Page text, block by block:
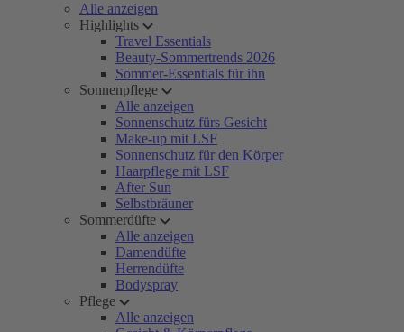
Alle anzeigen
Highlights
Travel Essentials
Beauty-Sommertrends 2026
Sommer-Essentials für ihn
Sonnenpflege
Alle anzeigen
Sonnenschutz fürs Gesicht
Make-up mit LSF
Sonnenschutz für den Körper
Haarpflege mit LSF
After Sun
Selbstbräuner
Sommerdüfte
Alle anzeigen
Damendüfte
Herrendüfte
Bodyspray
Pflege
Alle anzeigen